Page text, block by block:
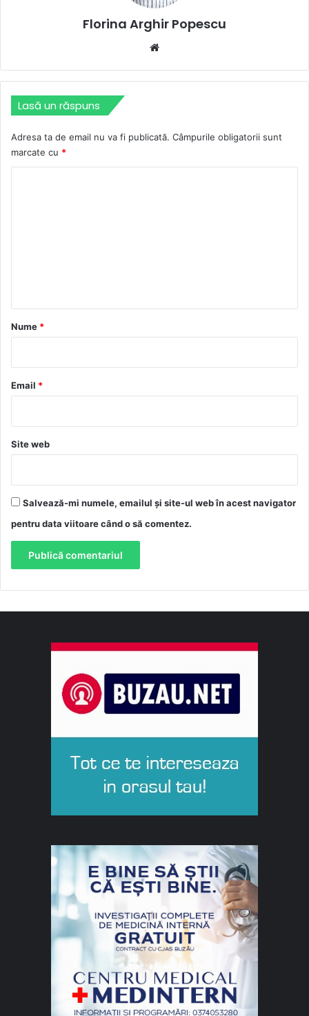
Florina Arghir Popescu
Lasă un răspuns
Adresa ta de email nu va fi publicată. Câmpurile obligatorii sunt
marcate cu *
r
*
Nume *
Email *
Site web
Salvează-mi numele, emailul și site-ul web în acest navigator
pentru data viitoare când o să comentez.